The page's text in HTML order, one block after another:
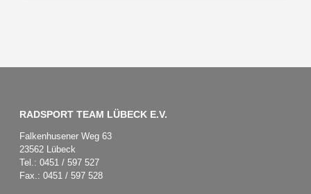
RADSPORT TEAM LÜBECK E.V.
Falkenhusener Weg 63
23562 Lübeck
Tel.: 0451 / 597 527
Fax.: 0451 / 597 528